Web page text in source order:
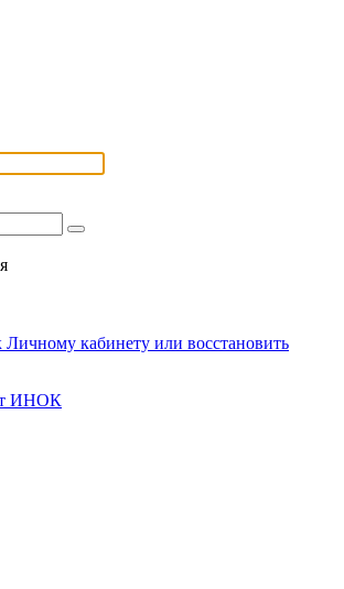
Личному кабинету или восстановить
ИНОК